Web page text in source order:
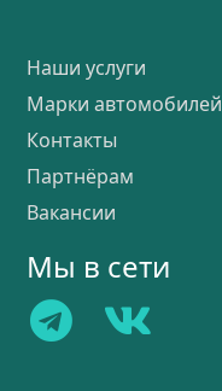
Наши услуги
Марки автомобилей
Контакты
Партнёрам
Вакансии
Мы в сети